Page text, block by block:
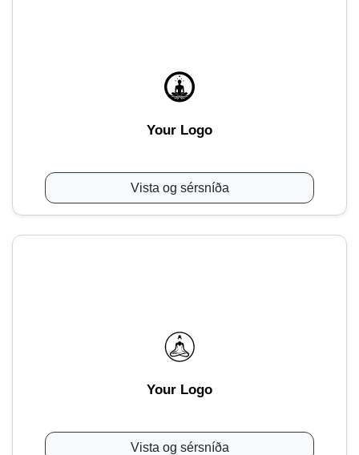
Your Logo
Vista og sérsníða
Your Logo
Vista og sérsníða